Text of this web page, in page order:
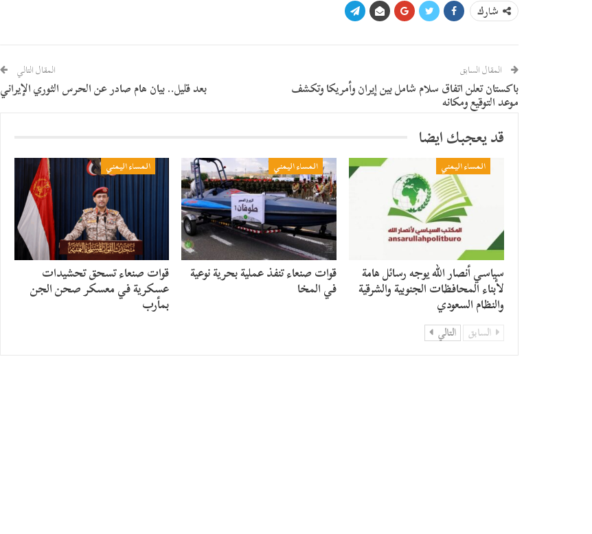
شارك
المقال السابق
باكستان تعلن اتفاق سلام شامل بين إيران وأمريكا وتكشف
موعد التوقيع ومكانه
المقال التالي
بعد قليل.. بيان هام صادر عن الحرس الثوري الإيراني
قد يعجبك ايضا
المساء اليمني
سياسي أنصار الله يوجه رسائل هامة
لأبناء المحافظات الجنوبية والشرقية
والنظام السعودي
المساء اليمني
قوات صنعاء تنفذ عملية بحرية نوعية
في المخا
المساء اليمني
قوات صنعاء تسحق تحشيدات
عسكرية في معسكر صحن الجن
بمأرب
السابق التالي